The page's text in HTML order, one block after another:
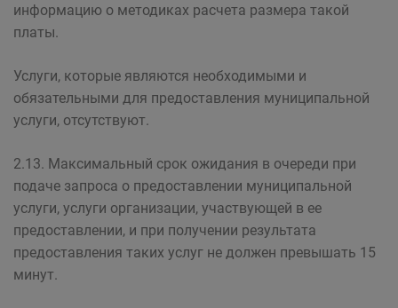
информацию о методиках расчета размера такой
платы.
Услуги, которые являются необходимыми и
обязательными для предоставления муниципальной
услуги, отсутствуют.
2.13. Максимальный срок ожидания в очереди при
подаче запроса о предоставлении муниципальной
услуги, услуги организации, участвующей в ее
предоставлении, и при получении результата
предоставления таких услуг не должен превышать 15
минут.